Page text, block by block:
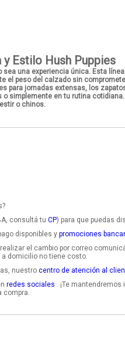
Estilo Hush Puppies
sea una experiencia única. Esta
el peso del calzado sin
para jornadas extensas, los
simplemente en tu rutina
o chinos.
consultá tuCP) para que puedas
disponibles ypromociones
el cambio por correo
a domicilio no tiene costo.
nuestro centro de atención al
redes sociales . ¡Te
compra.